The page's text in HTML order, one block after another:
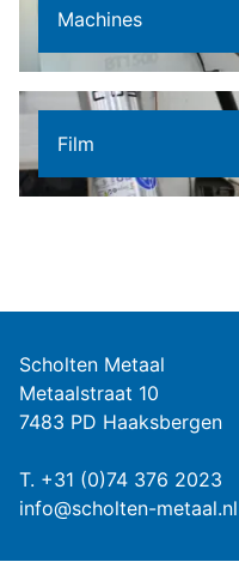
Machines
Film
Scholten Metaal
Metaalstraat 10
7483 PD Haaksbergen
T. +31 (0)74 376 2023
info@scholten-metaal.nl